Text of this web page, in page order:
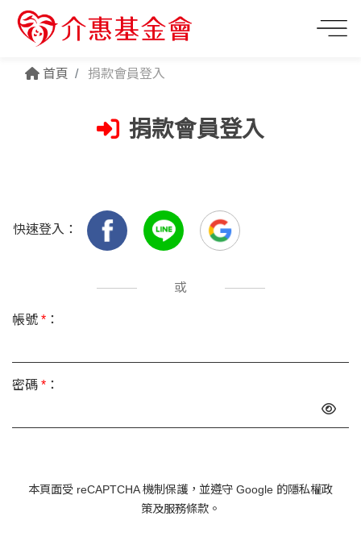
首頁 捐款會員登入
捐款會員登入
快速登入：
或
帳號 * ：
密碼 * ：
本頁面受 reCAPTCHA 機制保護，並遵守 Google 的隱私權政
策及服務條款 。